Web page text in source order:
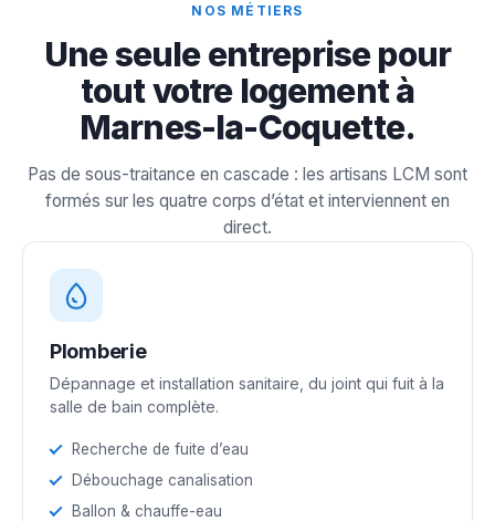
NOS MÉTIERS
Une seule entreprise pour
tout votre logement à
Marnes-la-Coquette.
Pas de sous-traitance en cascade : les artisans LCM sont
formés sur les quatre corps d’état et interviennent en
direct.
Plomberie
Dépannage et installation sanitaire, du joint qui fuit à la
salle de bain complète.
Recherche de fuite d’eau
Débouchage canalisation
Ballon & chauffe-eau